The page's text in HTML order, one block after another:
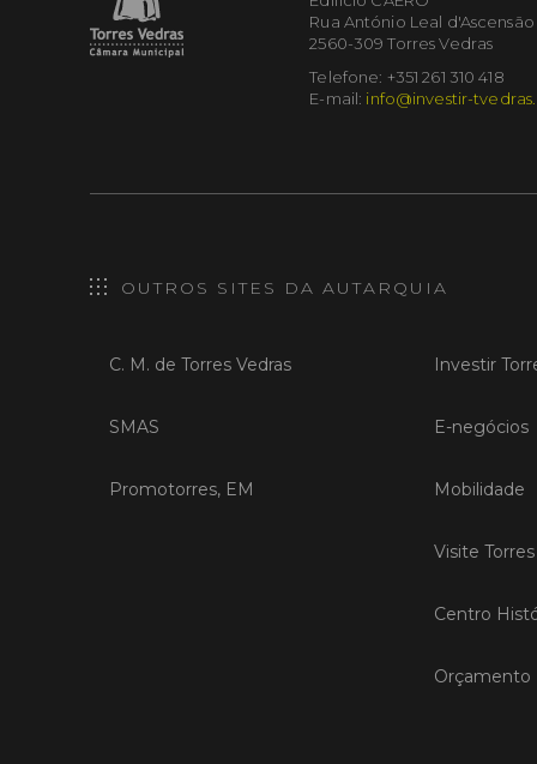
Rua António Leal d'Ascensão
2560-309 Torres Vedras
Telefone: +351 261 310 418
E-mail: info@investir-
OUTROS SITES DA AUTARQUIA
C. M. de Torres Vedras
SMAS
Promotorres, EM
Investir
E-negócios
Mobilidade
Visite
Centro
Orçamento